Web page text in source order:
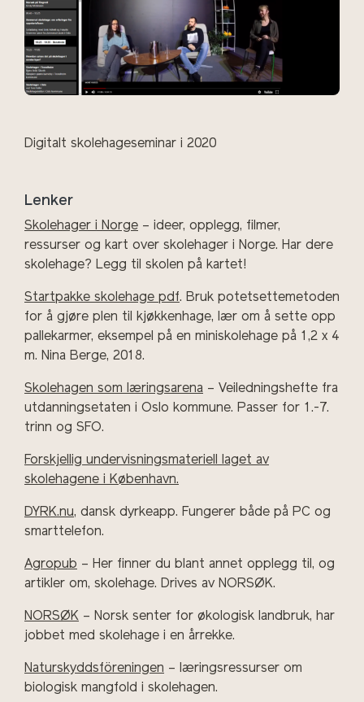
Digitalt skolehageseminar i 2020
Lenker
Skolehager i Norge – ideer, opplegg, filmer,
ressurser og kart over skolehager i Norge. Har dere
skolehage? Legg til skolen på kartet!
Startpakke skolehage pdf. Bruk potetsettemetoden
for å gjøre plen til kjøkkenhage, lær om å sette opp
pallekarmer, eksempel på en miniskolehage på 1,2 x 4
m. Nina Berge, 2018.
Skolehagen som læringsarena – Veiledningshefte fra
utdanningsetaten i Oslo kommune. Passer for 1.-7.
trinn og SFO.
Forskjellig undervisningsmateriell laget av
skolehagene i København.
DYRK.nu, dansk dyrkeapp. Fungerer både på PC og
smarttelefon.
Agropub – Her finner du blant annet opplegg til, og
artikler om, skolehage. Drives av NORSØK.
NORSØK – Norsk senter for økologisk landbruk, har
jobbet med skolehage i en årrekke.
Naturskyddsföreningen – læringsressurser om
biologisk mangfold i skolehagen.